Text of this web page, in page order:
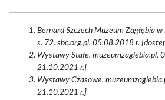
Bernard Szczech Muzeum Zagłębia
s. 72. sbc.org.pl, 05.08.2018 r.
Wystawy Stałe. muzeumzaglebia.pl,
21.10.2021 r.]
Wystawy Czasowe.
21.10.2021 r.]